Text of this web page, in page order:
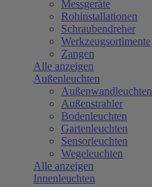
Messgeräte
Rohinstallationen
Schraubendreher
Werkzeugsortimente
Zangen
Alle anzeigen
Außenleuchten
Außenwandleuchten
Außenstrahler
Bodenleuchten
Gartenleuchten
Sensorleuchten
Wegeleuchten
Alle anzeigen
Innenleuchten